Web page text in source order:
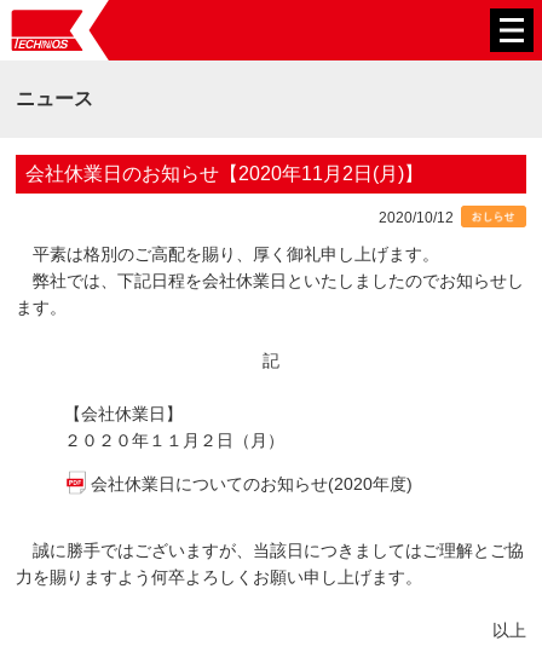
ニュース
会社休業日のお知らせ【2020年11月2日(月)】
2020/10/12
平素は格別のご高配を賜り、厚く御礼申し上げます。
弊社では、下記日程を会社休業日といたしましたのでお知らせし
ます。
記
【会社休業日】
２０２０年１１月２日（月）
会社休業日についてのお知らせ(2020年度)
誠に勝手ではございますが、当該日につきましてはご理解とご協
力を賜りますよう何卒よろしくお願い申し上げます。
以上